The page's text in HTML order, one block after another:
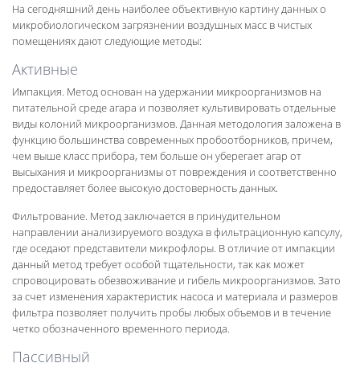
На сегодняшний день наиболее объективную картину данных о
микробиологическом загрязнении воздушных масс в чистых
помещениях дают следующие методы:
Активные
Импакция. Метод основан на удержании микроорганизмов на
питательной среде агара и позволяет культивировать отдельные
виды колоний микроорганизмов. Данная методология заложена в
функцию большинства современных пробоотборников, причем,
чем выше класс прибора, тем больше он уберегает агар от
высыхания и микроорганизмы от повреждения и соответственно
предоставляет более высокую достоверность данных.
Фильтрование. Метод заключается в принудительном
направлении анализируемого воздуха в фильтрационную капсулу,
где оседают представители микрофлоры. В отличие от импакции
данный метод требует особой тщательности, так как может
спровоцировать обезвоживание и гибель микроорганизмов. Зато
за счет изменения характеристик насоса и материала и размеров
фильтра позволяет получить пробы любых объемов и в течение
четко обозначенного временного периода.
Пассивный